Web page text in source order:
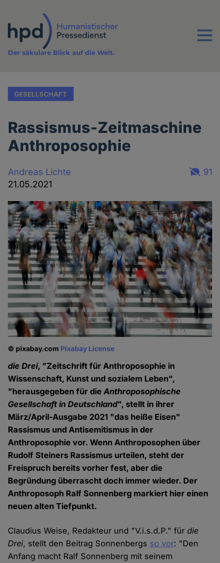
Inhalt
Menu
Der säkulare Blick auf die Welt.
GESELLSCHAFT
Rassismus-Zeitmaschine
Anthroposophie
Andreas Lichte
21.05.2021
91
© pixabay.com Pixabay License
die Drei, "Zeitschrift für Anthroposophie in
Wissenschaft, Kunst und sozialem Leben",
"herausgegeben für dieAnthroposophische
Gesellschaft in Deutschland", stellt in ihrer
März/April-Ausgabe 2021 "das heiße Eisen"
Rassismus und Antisemitismus in der
Anthroposophie vor. Wenn Anthroposophen über
Rudolf Steiners Rassismus urteilen, steht der
Freispruch bereits vorher fest, aber die
Begründung überrascht doch immer wieder. Der
Anthroposoph Ralf Sonnenberg markiert hier einen
neuen alten Tiefpunkt.
Claudius Weise, Redakteur und "V.i.s.d.P." fürdie
Drei, stellt den Beitrag Sonnenbergs so vor: "Den
Anfang macht Ralf Sonnenberg mit seinem